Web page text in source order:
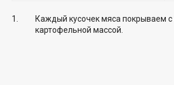
Каждый кусочек мяса покрываем с
картофельной массой.